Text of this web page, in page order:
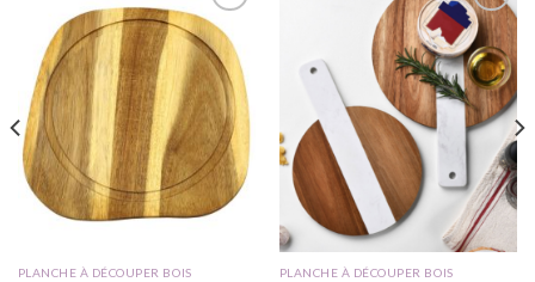
Ajouter
à ma
liste
d'envie
PLANCHE À DÉCOUPER BOIS
Ajouter
à ma
liste
d'envie
PLANCHE À DÉCOUPER BOIS